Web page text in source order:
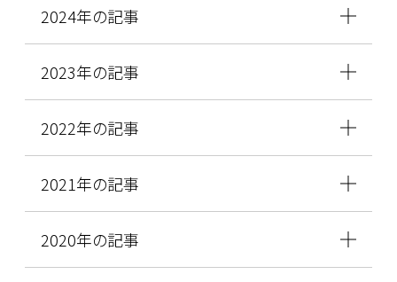
2024年の記事
2023年の記事
2022年の記事
2021年の記事
2020年の記事